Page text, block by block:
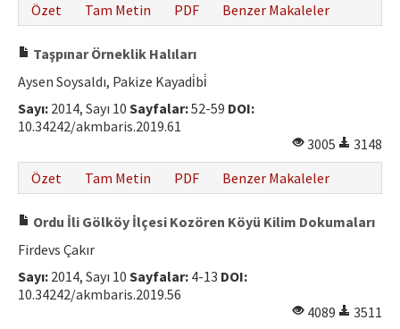
Özet
Tam Metin PDF Benzer Makaleler
Taşpınar Örneklik Halıları
Aysen Soysaldı, Pakize Kayadi̇bi̇
Sayı: 2014, Sayı 10 Sayfalar:52-59 DOI:
10.34242/akmbaris.2019.61
3005
3148
Özet
Tam Metin PDF Benzer Makaleler
Ordu İli Gölköy İlçesi Kozören Köyü Kilim Dokumaları
Firdevs Çakır
Sayı: 2014, Sayı 10 Sayfalar: 4-13 DOI:
10.34242/akmbaris.2019.56
4089
3511